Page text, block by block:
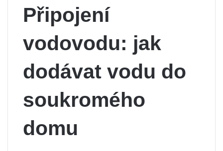
Připojení
vodovodu: jak
dodávat vodu do
soukromého
domu